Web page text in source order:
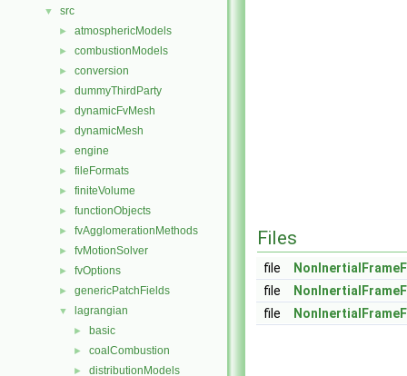
▼ src
► atmosphericModels
► combustionModels
► conversion
► dummyThirdParty
► dynamicFvMesh
► dynamicMesh
► engine
► fileFormats
► finiteVolume
► functionObjects
► fvAgglomerationMethods
► fvMotionSolver
► fvOptions
► genericPatchFields
▼ lagrangian
► basic
► coalCombustion
► distributionModels
Files
file
file
file